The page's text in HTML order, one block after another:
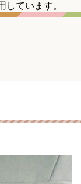
しています。